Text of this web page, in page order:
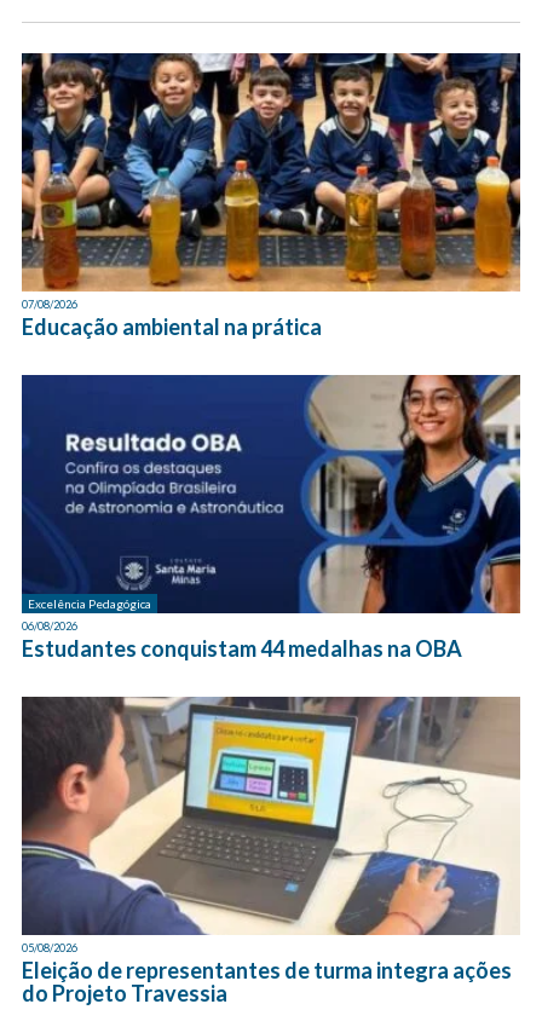
07/08/2026
Educação ambiental na prática
Excelência Pedagógica
06/08/2026
Estudantes conquistam 44 medalhas na OBA
05/08/2026
Eleição de representantes de turma integra ações
do Projeto Travessia